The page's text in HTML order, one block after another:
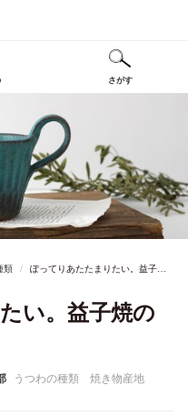
さがす
類 ぽってりあたたまりたい。益子焼のマグカップ9選
い。益子焼の
うつわの種類 焼き物産地